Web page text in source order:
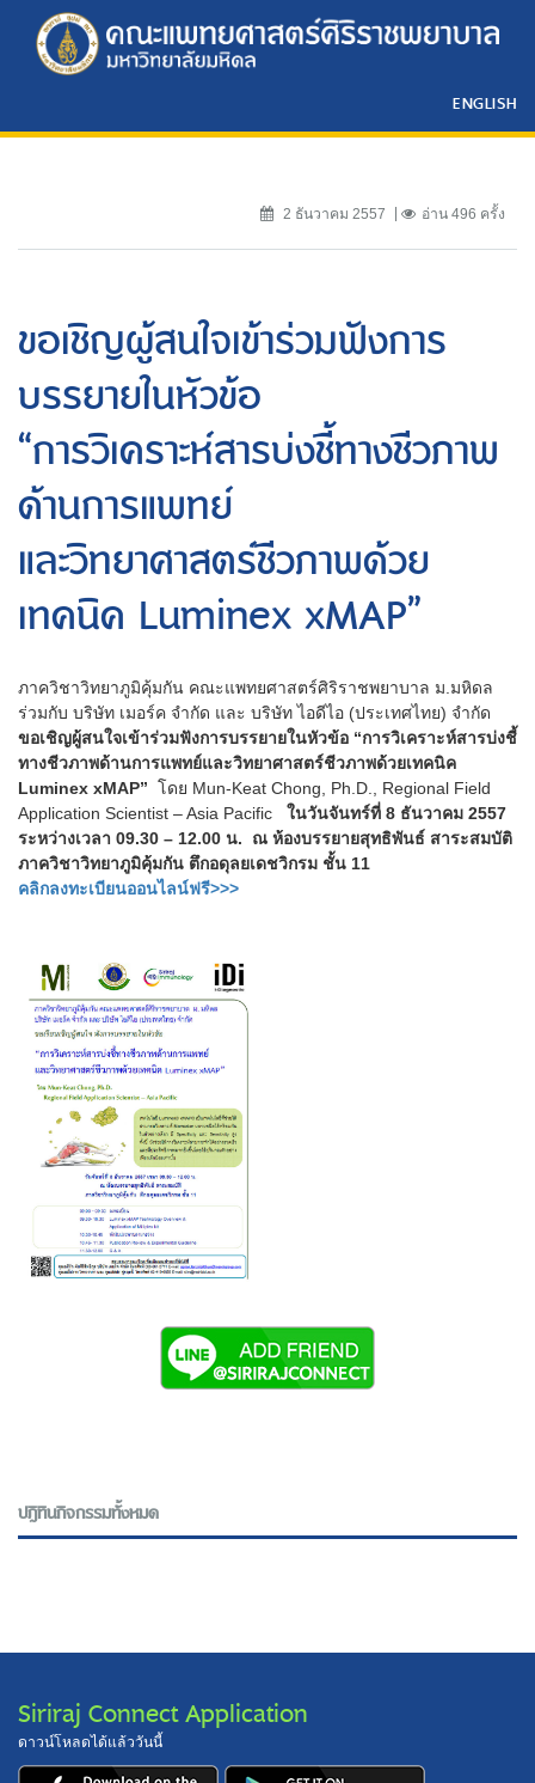
ENGLISH
2 ธันวาคม 2557 อ่าน 496 ครั้ง
ขอเชิญผู้สนใจเข้าร่วมฟังการ
บรรยายในหัวข้อ
“การวิเคราะห์สารบ่งชี้ทางชีวภาพ
ด้านการแพทย์
และวิทยาศาสตร์ชีวภาพด้วย
เทคนิค Luminex xMAP”
ภาควิชาวิทยาภูมิคุ้มกัน คณะแพทยศาสตร์ศิริราชพยาบาล ม.มหิดล
ร่วมกับ บริษัท เมอร์ค จำกัด และ บริษัท ไอดีไอ (ประเทศไทย) จำกัด
ขอเชิญผู้สนใจเข้าร่วมฟังการบรรยายในหัวข้อ “การวิเคราะห์สารบ่งชี้
ทางชีวภาพด้านการแพทย์และวิทยาศาสตร์ชีวภาพด้วยเทคนิค
Luminex xMAP” โดย Mun-Keat Chong, Ph.D., Regional Field
Application Scientist – Asia Pacific
ในวันจันทร์ที่ 8 ธันวาคม 2557
ระหว่างเวลา 09.30 – 12.00 น. ณ ห้องบรรยายสุทธิพันธ์ สาระสมบัติ
ภาควิชาวิทยาภูมิคุ้มกัน ตึกอดุลยเดชวิกรม ชั้น 11
คลิกลงทะเบียนออนไลน์ฟรี>>>
ปฎิทินกิจกรรมทั้งหมด
Siriraj Connect Application
ดาวน์โหลดได้แล้ววันนี้